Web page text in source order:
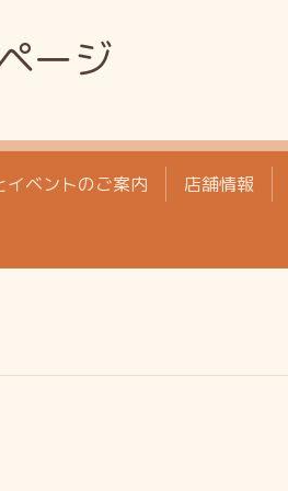
ージ
イベントのご案内 店舗情報